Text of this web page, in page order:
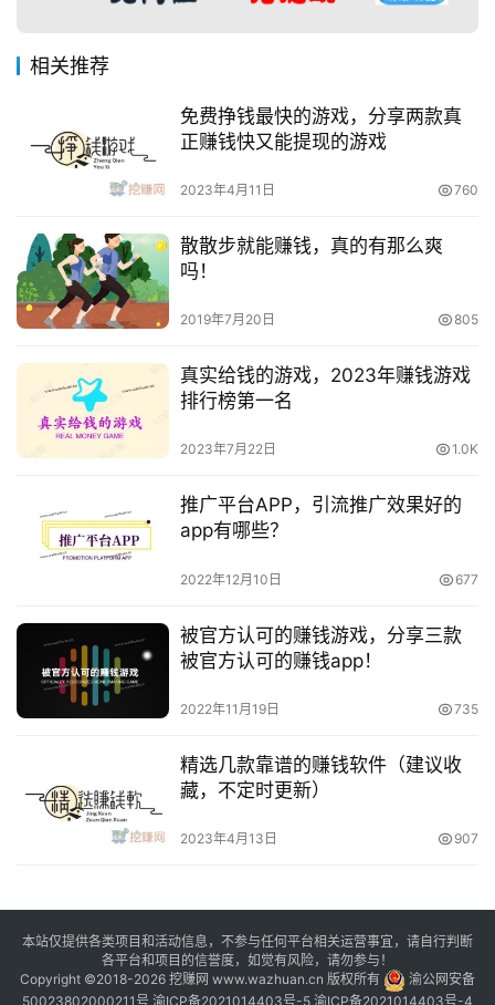
相关推荐
免费挣钱最快的游戏，分享两款真
正赚钱快又能提现的游戏
2023年4月11日 760
散散步就能赚钱，真的有那么爽
吗！
2019年7月20日 805
真实给钱的游戏，2023年赚钱游戏
排行榜第一名
2023年7月22日 1.0K
推广平台APP，引流推广效果好的
app有哪些？
2022年12月10日 677
被官方认可的赚钱游戏，分享三款
被官方认可的赚钱app！
2022年11月19日 735
精选几款靠谱的赚钱软件（建议收
藏，不定时更新）
2023年4月13日 907
本站仅提供各类项目和活动信息，不参与任何平台相关运营事宜，请自行判断
各平台和项目的信誉度，如觉有风险，请勿参与！
Copyright ©2018-2026 挖赚网 www.wazhuan.cn 版权所有
渝公网安备
50023802000211号 渝ICP备2021014403号-5 渝ICP备2021014403号-4